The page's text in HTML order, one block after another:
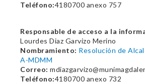
Teléfono:4180700 anexo 757
Responsable de acceso a la
Lourdes Diaz Garvizo Merino
Nombramiento: Resolución de
A-MDMM
Correo:
Teléfono:4180700 anexo 732